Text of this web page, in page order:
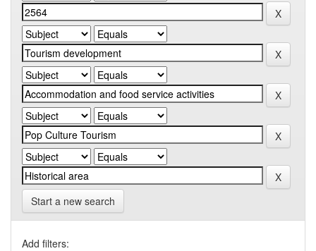
Start a new search
Add filters: